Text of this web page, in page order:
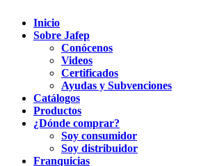
Inicio
Sobre Jafep
Conócenos
Videos
Certificados
Ayudas y Subvenciones
Catálogos
Productos
¿Dónde comprar?
Soy consumidor
Soy distribuidor
Franquicias